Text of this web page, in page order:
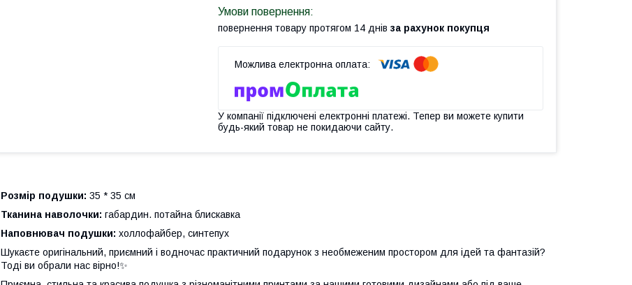
повернення товару протягом 14 днів за рахунок покупця
У компанії підключені електронні платежі. Тепер ви можете купити
будь-який товар не покидаючи сайту.
Розмір подушки: 35 * 35 см
Тканина наволочки: габардин. потайна блискавка
Наповнювач подушки: холлофайбер, синтепух
Шукаєте оригінальний, приємний і водночас практичний подарунок з необмеженим простором для ідей та фантазій?
Тоді ви обрали нас вірно!✨